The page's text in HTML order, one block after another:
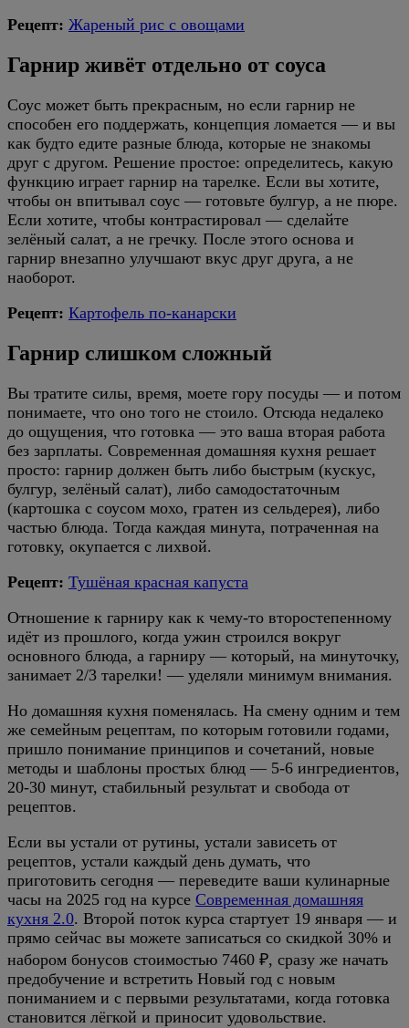
Рецепт: Жареный рис с овощами
Гарнир живёт отдельно от соуса
Соус может быть прекрасным, но если гарнир не
способен его поддержать, концепция ломается — и вы
как будто едите разные блюда, которые не знакомы
друг с другом. Решение простое: определитесь, какую
функцию играет гарнир на тарелке. Если вы хотите,
чтобы он впитывал соус — готовьте булгур, а не пюре.
Если хотите, чтобы контрастировал — сделайте
зелёный салат, а не гречку. После этого основа и
гарнир внезапно улучшают вкус друг друга, а не
наоборот.
Рецепт: Картофель по-канарски
Гарнир слишком сложный
Вы тратите силы, время, моете гору посуды — и потом
понимаете, что оно того не стоило. Отсюда недалеко
до ощущения, что готовка — это ваша вторая работа
без зарплаты. Современная домашняя кухня решает
просто: гарнир должен быть либо быстрым (кускус,
булгур, зелёный салат), либо самодостаточным
(картошка с соусом мохо, гратен из сельдерея), либо
частью блюда. Тогда каждая минута, потраченная на
готовку, окупается с лихвой.
Рецепт: Тушёная красная капуста
Отношение к гарниру как к чему-то второстепенному
идёт из прошлого, когда ужин строился вокруг
основного блюда, а гарниру — который, на минуточку,
занимает 2/3 тарелки! — уделяли минимум внимания.
Но домашняя кухня поменялась. На смену одним и тем
же семейным рецептам, по которым готовили годами,
пришло понимание принципов и сочетаний, новые
методы и шаблоны простых блюд — 5-6 ингредиентов,
20-30 минут, стабильный результат и свобода от
рецептов.
Если вы устали от рутины, устали зависеть от
рецептов, устали каждый день думать, что
приготовить сегодня — переведите ваши кулинарные
часы на 2025 год на курсе Современная домашняя
кухня 2.0. Второй поток курса стартует 19 января — и
прямо сейчас вы можете записаться со скидкой 30% и
набором бонусов стоимостью 7460 ₽, сразу же начать
предобучение и встретить Новый год с новым
пониманием и с первыми результатами, когда готовка
становится лёгкой и приносит удовольствие.